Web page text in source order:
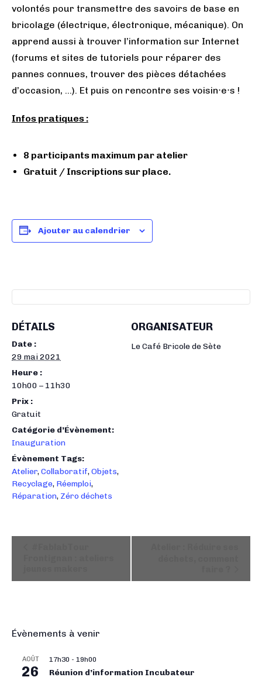
volontés pour transmettre des savoirs de base en
bricolage (électrique, électronique, mécanique). On
apprend aussi à trouver l’information sur Internet
(forums et sites de tutoriels pour réparer des
pannes connues, trouver des pièces détachées
d’occasion, …). Et puis on rencontre ses voisin⋅e⋅s !
Infos pratiques :
8 participants maximum par atelier
Gratuit / Inscriptions sur place.
Ajouter au calendrier
DÉTAILS
Date :
29 mai 2021
Heure :
10h00 – 11h30
Prix :
Gratuit
Catégorie d’Évènement:
Inauguration
Évènement Tags:
Atelier,Collaboratif,Objets,
Recyclage, Réemploi,
Réparation, Zéro déchets
ORGANISATEUR
Le Café Bricole de Sète
t
Évènements à venir
AOÛT
26
17h30 - 19h00
Réunion d’information Incubateur